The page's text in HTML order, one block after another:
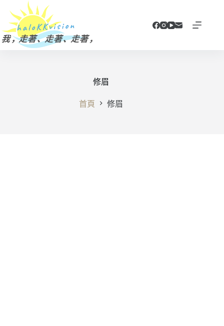
主
要
修眉
首頁 修眉